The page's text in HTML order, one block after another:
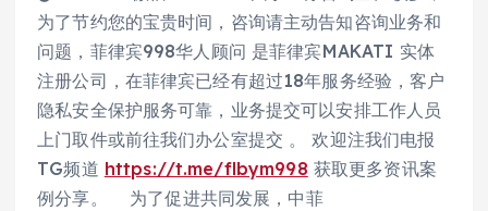
为了节约您的宝贵时间，咨询请主动告知咨询业务和
问题，菲律宾998华人顾问 是菲律宾MAKATI 实体
注册公司，在菲律宾已经有超过18年服务经验，客户
隐私安全保护服务可靠，业务提交可以安排工作人员
上门取件或前往我们办公室提交 。 欢迎注我们电报
TG频道 https://t.me/flbym998 获取更多资讯案
例分享。 为了促进共同发展，中菲